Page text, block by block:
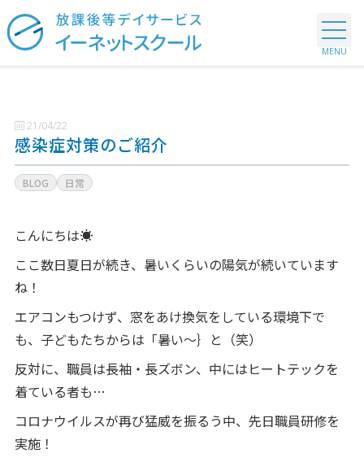
21/04/22
感染症対策のご紹介
BLOG 日常
こんにちは☀
ここ数日夏日が続き、暑いくらいの陽気が続いています
ね！
エアコンもつけず、窓をあけ換気をしている環境下で
も、子どもたちからは「暑い～｝と（笑）
反対に、職員は長袖・長ズボン、中にはヒートテックを
着ている者も…
コロナウイルスが再び猛威を振るう中、先日職員研修を
実施！